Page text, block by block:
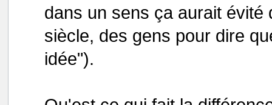
dans un sens ça aurait
siècle, des gens pour dire
idée").